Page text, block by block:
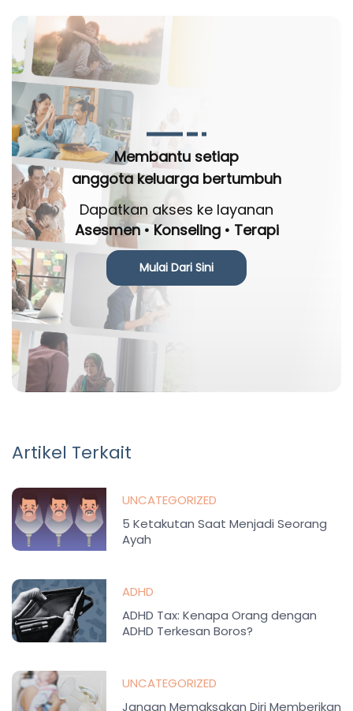
Membantu setiap
anggota keluarga bertumbuh
Dapatkan akses ke layanan
Asesmen • Konseling • Terapi
Mulai Dari Sini
Artikel Terkait
UNCATEGORIZED
5 Ketakutan Saat Menjadi Seorang
Ayah
ADHD
ADHD Tax: Kenapa Orang dengan
ADHD Terkesan Boros?
UNCATEGORIZED
Jangan Memaksakan Diri Memberikan